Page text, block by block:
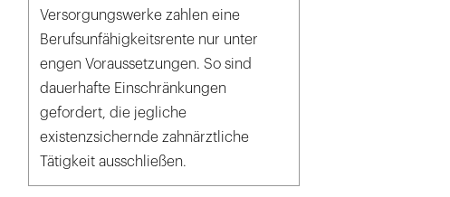
Versorgungswerke zahlen eine
Berufsunfähigkeitsrente nur unter
engen Voraussetzungen. So sind
dauerhafte Einschränkungen
gefordert, die jegliche
existenzsichernde zahnärztliche
Tätigkeit ausschließen.